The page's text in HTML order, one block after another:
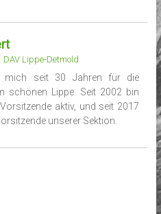
DAV Lippe-Detmold
mich seit 30 Jahren für die
schönen Lippe. Seit 2002 bin
aktiv, und seit 2017
unserer Sektion.